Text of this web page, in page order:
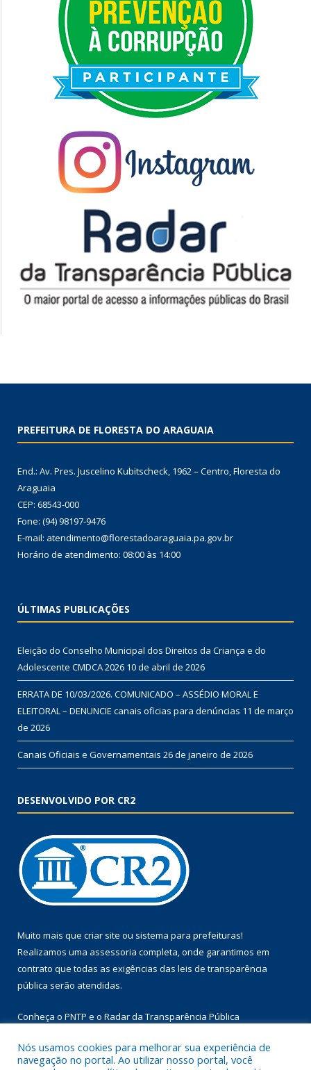
PREFEITURA DE FLORESTA DO ARAGUAIA
End.: Av. Pres. Juscelino Kubitscheck, 1962 – Centro, Floresta do
Araguaia
CEP: 68543-000
Fone: (94) 98197-9476
E-mail: atendimento@florestadoaraguaia.pa.gov.br
Horário de atendimento: 08:00 às 14:00
ÚLTIMAS PUBLICAÇÕES
Eleição do Conselho Municipal dos Direitos da Criança e do
Adolescente CMDCA 2026 10 de abril de 2026
ERRATA DE 10/03/2026. COMUNICADO – ASSÉDIO MORAL E
ELEITORAL – DENUNCIE canais oficias para denúncias 11 de março
de 2026
Canais Oficiais e Governamentais 26 de janeiro de 2026
DESENVOLVIDO POR CR2
Muito mais que criar site ou sistema para prefeituras!
Realizamos uma assessoria completa, onde garantimos em
contrato que todas as exigências das leis de transparência
pública serão atendidas.
Conheça o PNTP e o Radar da Transparência Pública
Nós usamos cookies para melhorar sua experiência de
navegação no portal. Ao utilizar nosso portal, você